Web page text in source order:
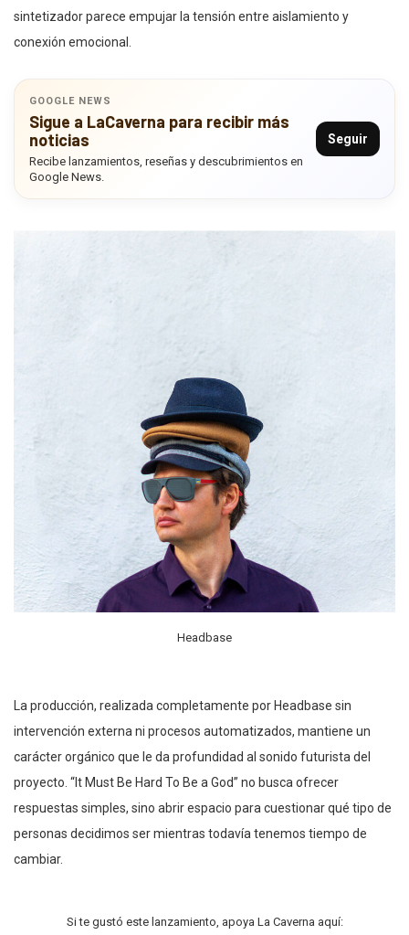
sintetizador parece empujar la tensión entre aislamiento y
conexión emocional.
GOOGLE NEWS
Sigue a LaCaverna para recibir más
noticias
Recibe lanzamientos, reseñas y descubrimientos en
Google News.
Seguir
Headbase
La producción, realizada completamente por Headbase sin
intervención externa ni procesos automatizados, mantiene un
carácter orgánico que le da profundidad al sonido futurista del
proyecto. “It Must Be Hard To Be a God” no busca ofrecer
respuestas simples, sino abrir espacio para cuestionar qué tipo de
personas decidimos ser mientras todavía tenemos tiempo de
cambiar.
Si te gustó este lanzamiento, apoya La Caverna aquí: